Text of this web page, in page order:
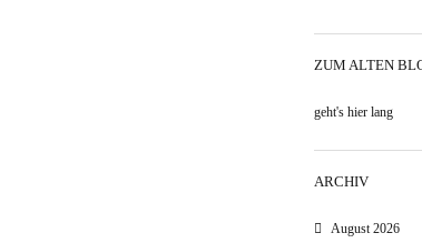
ZUM ALTEN
geht's hier lang
ARCHIV
August 2026